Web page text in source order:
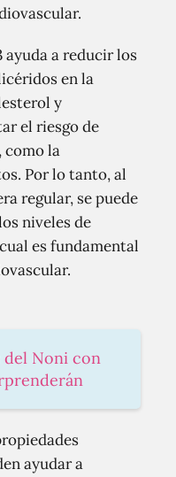
ayuda a reducir los
en la
y
el riesgo de
como la
Por lo tanto, al
regular, se puede
niveles de
es fundamental
del Noni con
ayudar a